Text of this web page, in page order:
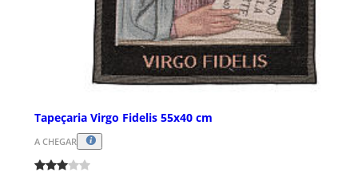
Tapeçaria Virgo Fidelis 55x40 cm
A CHEGAR